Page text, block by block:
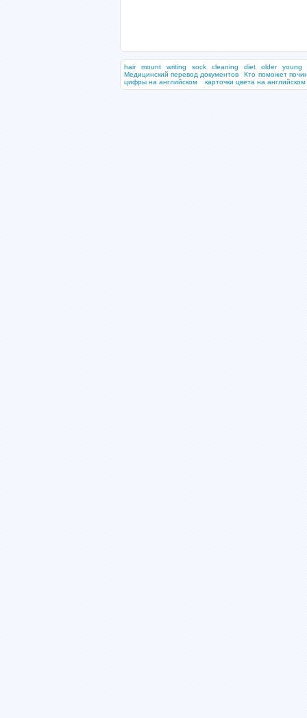
hair mount writing sock cleaning diet older
young
Медицинский перевод документов
Кто поможет
цифры на английском
карточки цвета на английском